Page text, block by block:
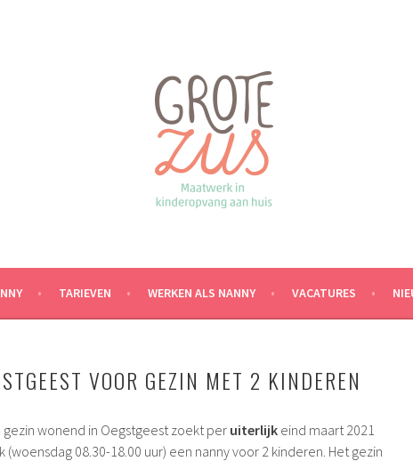
TARIEVEN WERKEN ALS NANNY VACATURES
VOOR GEZIN MET 2 KINDEREN
wonend in Oegstgeest zoekt peruiterlijk eind maart 2021
(woensdag 08.30-18.00 uur) een nanny voor 2 kinderen. Het gezin